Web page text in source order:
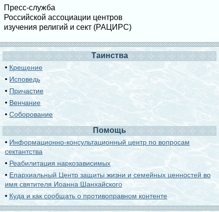
Пресс-служба
Российской ассоциации центров
изучения религий и сект (РАЦИРС)
Таинства
• Крещение
• Исповедь
• Причастие
• Венчание
•Соборование
Помощь
• Информационно-консультационный центр по вопросам
сектантства
• Реабилитация наркозависимых
• Епархиальный Центр защиты жизни и семейных ценностей во
имя святителя Иоанна Шанхайского
• Куда и как сообщать о противоправном контенте